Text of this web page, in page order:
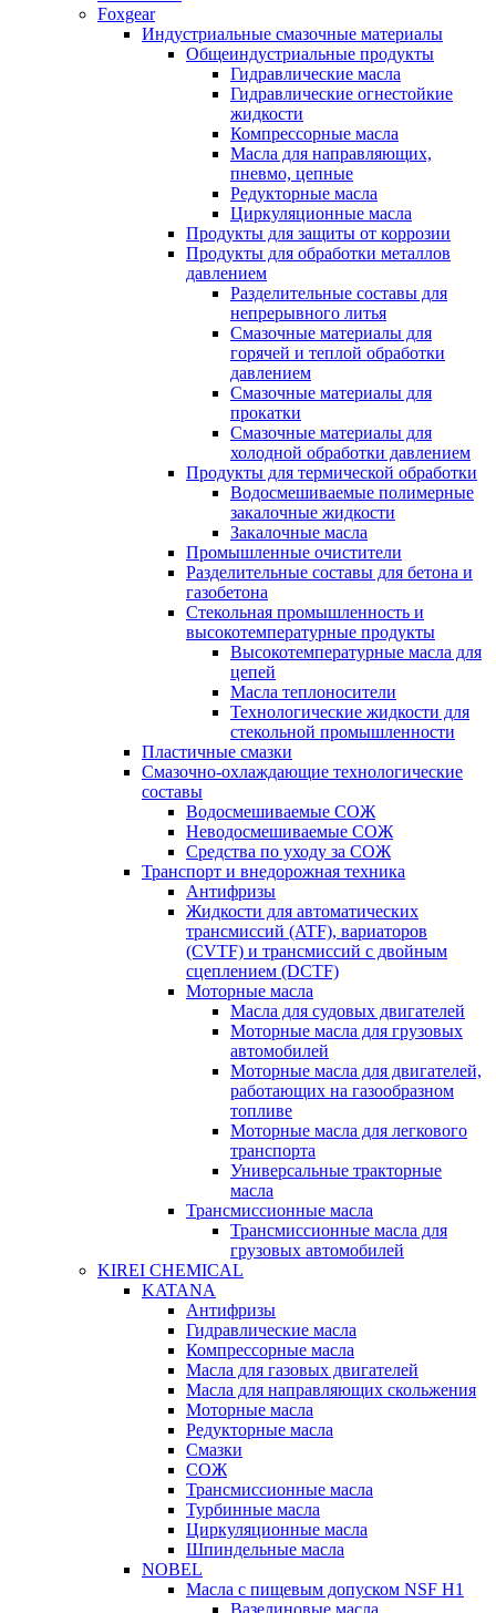
Foxgear
Индустриальные смазочные материалы
Общеиндустриальные продукты
Гидравлические масла
Гидравлические огнестойкие
жидкости
Компрессорные масла
Масла для направляющих,
пневмо, цепные
Редукторные масла
Циркуляционные масла
Продукты для защиты от коррозии
Продукты для обработки металлов
давлением
Разделительные составы для
непрерывного литья
Смазочные материалы для
горячей и теплой обработки
давлением
Смазочные материалы для
прокатки
Смазочные материалы для
холодной обработки давлением
Продукты для термической обработки
Водосмешиваемые полимерные
закалочные жидкости
Закалочные масла
Промышленные очистители
Разделительные составы для бетона и
газобетона
Стекольная промышленность и
высокотемпературные продукты
Высокотемпературные масла для
цепей
Масла теплоносители
Технологические жидкости для
стекольной промышленности
Пластичные смазки
Смазочно-охлаждающие технологические
составы
Водосмешиваемые СОЖ
Неводосмешиваемые СОЖ
Средства по уходу за СОЖ
Транспорт и внедорожная техника
Антифризы
Жидкости для автоматических
трансмиссий (ATF), вариаторов
(CVTF) и трансмиссий с двойным
сцеплением (DCTF)
Моторные масла
Масла для судовых двигателей
Моторные масла для грузовых
автомобилей
Моторные масла для двигателей,
работающих на газообразном
топливе
Моторные масла для легкового
транспорта
Универсальные тракторные
масла
Трансмиссионные масла
Трансмиссионные масла для
грузовых автомобилей
KIREI CHEMICAL
KATANA
Антифризы
Гидравлические масла
Компрессорные масла
Масла для газовых двигателей
Масла для направляющих скольжения
Моторные масла
Редукторные масла
Смазки
СОЖ
Трансмиссионные масла
Турбинные масла
Циркуляционные масла
Шпиндельные масла
NOBEL
Масла с пищевым допуском NSF H1
Вазелиновые масла